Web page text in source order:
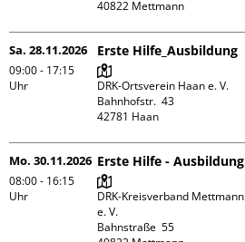
Sa. 28.11.2026
09:00 - 17:15
Uhr
Erste Hilfe_Ausbildung
DRK-Ortsverein Haan e. V.
Bahnhofstr.  43
Mo. 30.11.2026
08:00 - 16:15
Uhr
Erste Hilfe - Ausbildung
DRK-Kreisverband Mettmann
e. V.
Bahnstraße  55